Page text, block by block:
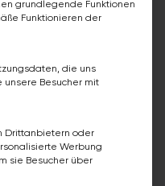
kein anonymes
uns.
grundlegende Funktionen
Funktionieren der
die uns
unsere Besucher mit
Drittanbietern oder
Werbung
sie Besucher über